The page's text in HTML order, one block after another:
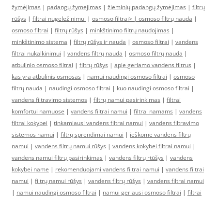
žymėjimas | padangų žymėjimas | žieminių padangų žymėjimas | filtrų
rūšys | filtrai nugeležinimui | osmoso filtrai> | osmoso filtrų nauda |
osmoso filtrai | filtrų rūšys | minkštinimo filtrų naudojimas |
minkštinimo sistema | filtrų rūšys ir nauda | osmoso filtrai | vandens
filtrai nukalkinimui | vandens filtrų nauda | osmoso filtrų nauda |
atbulinio osmoso filtrai | filtrų rūšys | apie geriamo vandens filtrus |
kas yra atbulinis osmosas | namui naudingi osmoso filtrai | osmoso
filtrų nauda | naudingi osmoso filtrai | kuo naudingi osmoso filtrai |
vandens filtravimo sistemos | filtrų namui pasirinkimas | filtrai
komfortui namuose | vandens filtrai namui | filtrai namams | vandens
filtrai kokybei | tinkamiausi vandens filtrai namui | vandens filtravimo
sistemos namui | filtrų sprendimai namui | ieškome vandens filtrų
namui | vandens filtrų namui rūšys | vandens kokybei filtrai namui |
vandens namui filtrų pasirinkimas | vandens filtrų rtūšys | vandens
kokybei name | rekomenduojami vandens filtrai namui | vandens filtrai
namui | filtrų namui rūšys | vandens filtrų rūšys | vandens filtrai namui
| namui naudingi osmoso filtrai | namui geriausi osmoso filtrai | filtrai